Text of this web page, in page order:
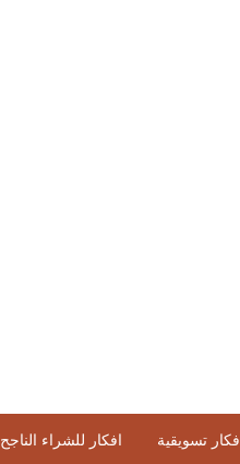
أفكار تسويقية افكار للشراء الناجح